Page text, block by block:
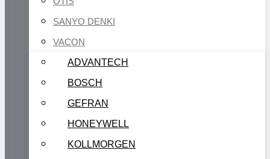
SANYO DENKI
VACON
ADVANTECH
BOSCH
GEFRAN
HONEYWELL
KOLLMORGEN